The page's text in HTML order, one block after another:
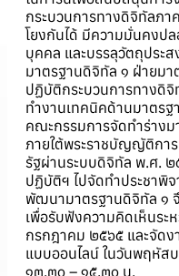
กระบวนการทางดิจิทัลภา
โยงกันได้ มีความมั่นคงป
บุคคล และบรรลุวัตถุปร
มาตรฐานดิจิทัล ๑ ฝ่ายม
ปฏิบัติกระบวนการทางดิ
ทำงานเทคนิคด้านมาตร
คณะกรรมการจัดทำร่าง
ภายใต้พระราชบัญญัติการ
รัฐผ่านระบบดิจิทัล พ.ศ. ๒
ปฏิบัติฯ ไปจัดทำประชาพิ
พัฒนามาตรฐานดิจิทัล ๑
เพื่อรับฟังความคิดเห็นร
กรกฎาคม ๒๕๖๕ และจัดง
แบบออนไลน์ ในวันพฤหัส
๑๓.๓๐ – ๑๕.๓๐ น.